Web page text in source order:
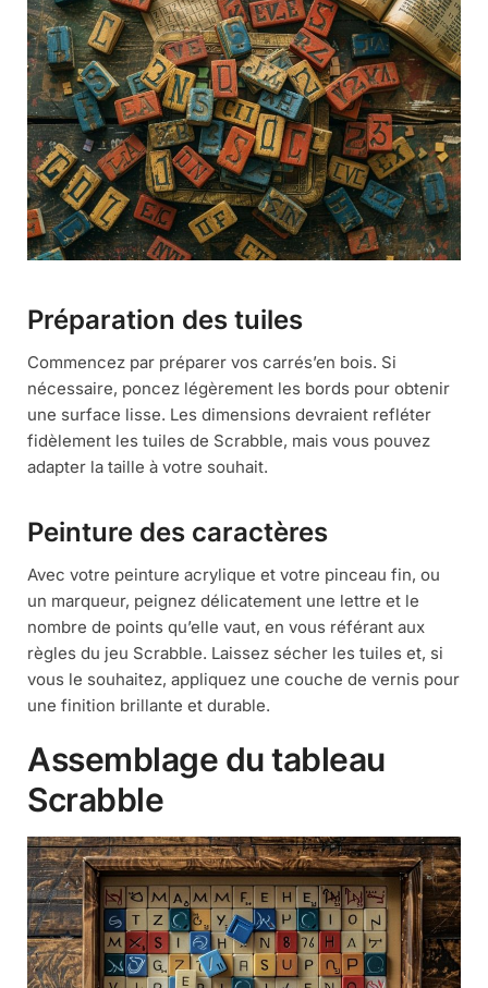
Préparation des tuiles
Commencez par préparer vos carrés’en bois. Si
nécessaire, poncez légèrement les bords pour obtenir
une surface lisse. Les dimensions devraient refléter
fidèlement les tuiles de Scrabble, mais vous pouvez
adapter la taille à votre souhait.
Peinture des caractères
Avec votre peinture acrylique et votre pinceau fin, ou
un marqueur, peignez délicatement une lettre et le
nombre de points qu’elle vaut, en vous référant aux
règles du jeu Scrabble. Laissez sécher les tuiles et, si
vous le souhaitez, appliquez une couche de vernis pour
une finition brillante et durable.
Assemblage du tableau
Scrabble